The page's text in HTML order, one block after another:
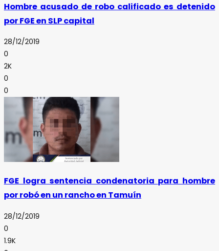
Hombre acusado de robo calificado es detenido
por FGE en SLP capital
28/12/2019
0
2K
0
0
FGE logra sentencia condenatoria para hombre
por robó en un rancho en Tamuín
28/12/2019
0
1.9K